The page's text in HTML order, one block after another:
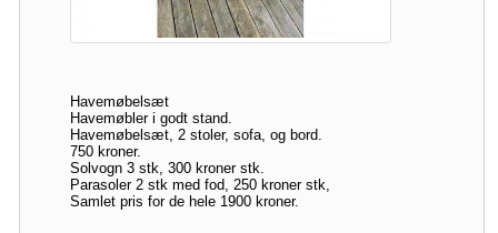
Havemøbelsæt
Havemøbler i godt stand.
Havemøbelsæt, 2 stoler, sofa, og bord.
750 kroner.
Solvogn 3 stk, 300 kroner stk.
Parasoler 2 stk med fod, 250 kroner stk,
Samlet pris for de hele 1900 kroner.